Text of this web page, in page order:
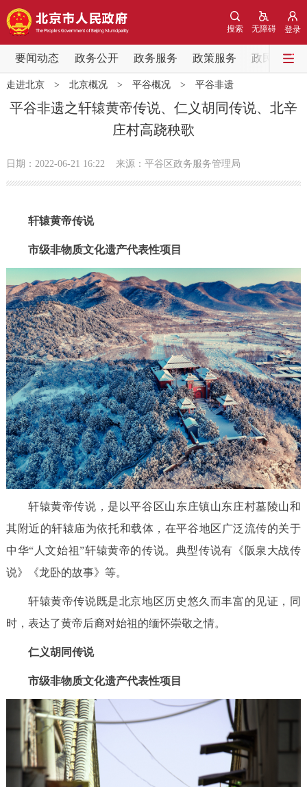
登录
无障碍
搜索
要闻动态 政务公开 政务服务 政策服务 政民互动
要闻动态
党中央精神 国务院信息 中央部委动态
会议信息
市领导 机构职能
政策兑现 政策解读 回应关切
决策公开 专题公开
政务服务
个人服务 法人服务 部门服务
便民服务 利企服务 投资项目
中介服务 阳光政务
政民互动
12345网上接诉即办 我要咨询 我要建议
走进北京
北京概况
绿色北京 图说北京 视频北京
多语种
ENGLISH 한국어 日本語
走进北京> 北京概况> 平谷概况> 平谷非遗
平谷非遗之轩辕黄帝传说、仁义胡同传说、北辛
庄村高跷秧歌
日期：2022-06-21 16:22 来源：平谷区政务服务管理局
轩辕黄帝传说
市级非物质文化遗产代表性项目
轩辕黄帝传说，是以平谷区山东庄镇山东庄村墓陵山和
其附近的轩辕庙为依托和载体，在平谷地区广泛流传的关于
中华“人文始祖”轩辕黄帝的传说。典型传说有《阪泉大战传
说》《龙卧的故事》等。
轩辕黄帝传说既是北京地区历史悠久而丰富的见证，同
时，表达了黄帝后裔对始祖的缅怀崇敬之情。
仁义胡同传说
市级非物质文化遗产代表性项目